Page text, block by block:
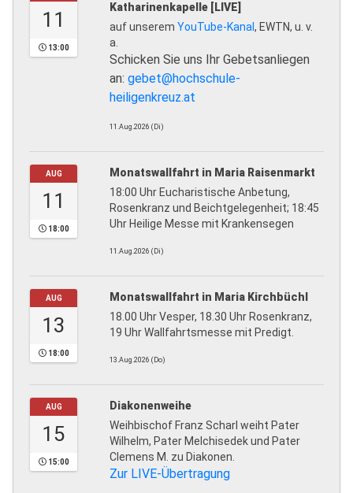
11
13:00
Katharinenkapelle [LIVE]
auf unserem YouTube-Kanal, EWTN, u. v.
a.
Schicken Sie uns Ihr Gebetsanliegen
an: gebet@hochschule-
heiligenkreuz.at
11.Aug.2026 (Di)
AUG
11
18:00
Monatswallfahrt in Maria Raisenmarkt
18:00 Uhr Eucharistische Anbetung,
Rosenkranz und Beichtgelegenheit; 18:45
Uhr Heilige Messe mit Krankensegen
11.Aug.2026 (Di)
AUG
13
18:00
Monatswallfahrt in Maria Kirchbüchl
18.00 Uhr Vesper, 18.30 Uhr Rosenkranz,
19 Uhr Wallfahrtsmesse mit Predigt.
13.Aug.2026 (Do)
AUG
15
15:00
Diakonenweihe
Weihbischof Franz Scharl weiht Pater
Wilhelm, Pater Melchisedek und Pater
Clemens M. zu Diakonen.
Zur LIVE-Übertragung